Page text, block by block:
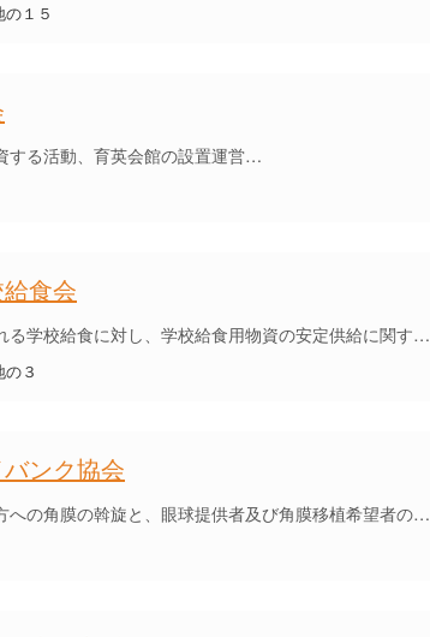
１５
する活動、育英会館の設置運営…
食会
る学校給食に対し、学校給食用物資の安定供給に関す…
３
ンク協会
への角膜の斡旋と、眼球提供者及び角膜移植希望者の…